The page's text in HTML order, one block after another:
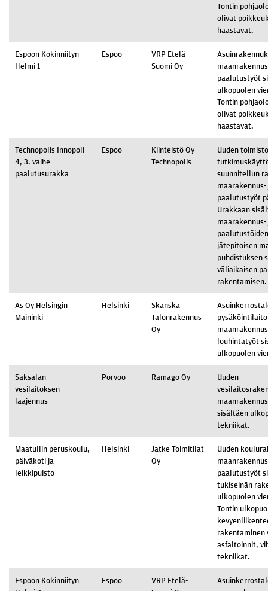
Tontin
olivat
haastavat.
Espoon Kokinniityn
Helmi 1
Espoo
VRP Etelä-
Suomi Oy
paalutustyöt
ulkopuolen
Tontin
olivat
haastavat.
Technopolis Innopoli
4, 3. vaihe
paalutusurakka
Espoo
Kiinteistö Oy
Technopolis
Uuden
suunnitellun
maarakennus-
paalutustyöt
Urakkaan
maarakennus-
jätepitoisen
puhdistuksen
väliaikaisen
rakentamisen.
As Oy Helsingin
Maininki
Helsinki
Skanska
Talonrakennus
Oy
louhintatyöt
ulkopuolen
Saksalan
vesilaitoksen
laajennus
Porvoo Ramago Oy
Uuden
sisältäen
tekniikat.
Maatullin peruskoulu,
päiväkoti ja
leikkipuisto
Helsinki
Jatke Toimitilat
Oy
Uuden
paalutustyöt
tukiseinän
ulkopuolen
Tontin
rakentaminen
asfaltoinnit,
tekniikat.
Espoon Kokinniityn
Espoo
VRP Etelä-